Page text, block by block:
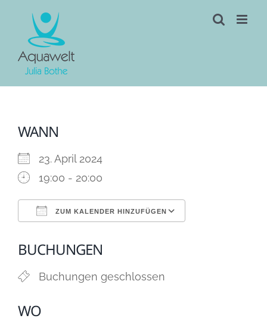
content
WANN
23. April 2024
19:00 - 20:00
ZUM KALENDER HINZUFÜGEN
BUCHUNGEN
Buchungen geschlossen
WO